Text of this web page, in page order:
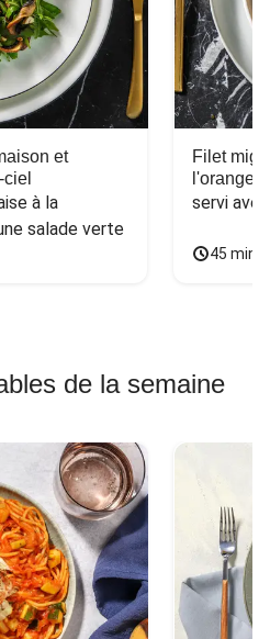
et
à la
salade verte
Filet
l'orange
servi
45
de la semaine